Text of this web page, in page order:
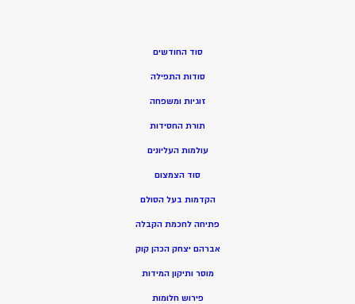
סוד החודשים
סודות התפילה
זוגיות ומשפחה
תורת החסידות
עולמות העליונים
סוד הצמצום
הקדמות בעל הסולם
פתיחה לחכמת הקבלה
אברהם יצחק הכהן קוק
מוסר ותיקון המידות
פירוש חלומות